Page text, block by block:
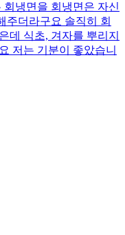
냉면을 회냉면은 자신
주더라구요 솔직히 회
데 식초, 겨자를 뿌리지
저는 기분이 좋았습니